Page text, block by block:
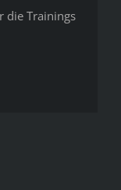
die Trainings